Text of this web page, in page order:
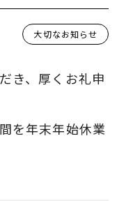
大切なお知らせ
き、厚くお礼申
を年末年始休業